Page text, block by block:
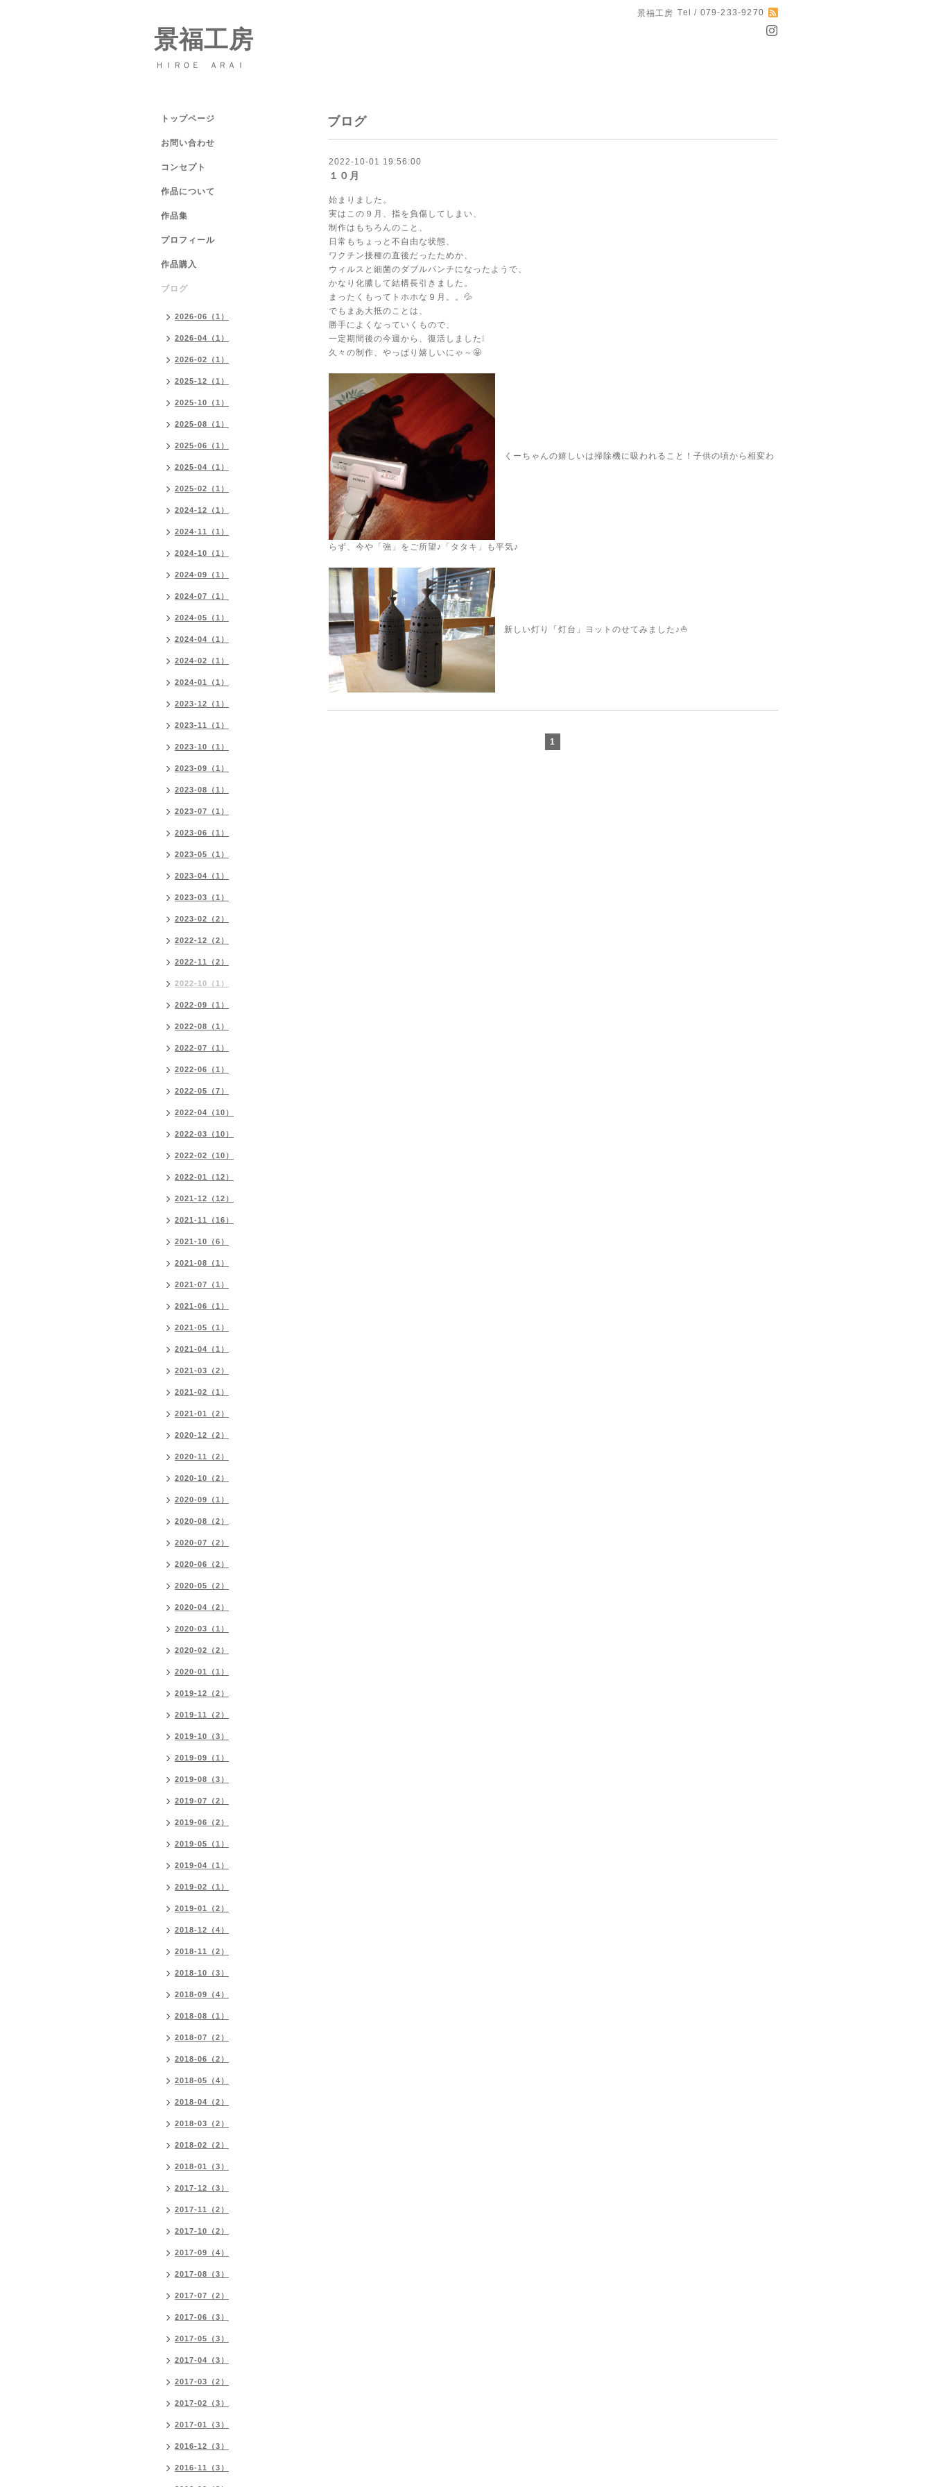
景福工房 Tel / 079-233-9270
景福工房
ＨＩＲＯＥ ＡＲＡＩ
ブログ
2022-10-01 19:56:00
１０月
始まりました。
実はこの９月、指を負傷してしまい、
制作はもちろんのこと、
日常もちょっと不自由な状態、
ワクチン接種の直後だったためか、
ウィルスと細菌のダブルパンチになったようで、
かなり化膿して結構長引きました。
まったくもってトホホな９月。。💦
でもまあ大抵のことは、
勝手によくなっていくもので、
一定期間後の今週から、復活しました❕
久々の制作、やっぱり嬉しいにゃ～🤩
くーちゃんの嬉しいは掃除機に吸われること！子供の頃から相変わ
らず、今や「強」をご所望♪「タタキ」も平気♪
新しい灯り「灯台」ヨットのせてみました♪⛵
1
トップページ
お問い合わせ
コンセプト
作品について
作品集
プロフィール
作品購入
ブログ
2026-06（1）
2026-04（1）
2026-02（1）
2025-12（1）
2025-10（1）
2025-08（1）
2025-06（1）
2025-04（1）
2025-02（1）
2024-12（1）
2024-11（1）
2024-10（1）
2024-09（1）
2024-07（1）
2024-05（1）
2024-04（1）
2024-02（1）
2024-01（1）
2023-12（1）
2023-11（1）
2023-10（1）
2023-09（1）
2023-08（1）
2023-07（1）
2023-06（1）
2023-05（1）
2023-04（1）
2023-03（1）
2023-02（2）
2022-12（2）
2022-11（2）
2022-10（1）
2022-09（1）
2022-08（1）
2022-07（1）
2022-06（1）
2022-05（7）
2022-04（10）
2022-03（10）
2022-02（10）
2022-01（12）
2021-12（12）
2021-11（16）
2021-10（6）
2021-08（1）
2021-07（1）
2021-06（1）
2021-05（1）
2021-04（1）
2021-03（2）
2021-02（1）
2021-01（2）
2020-12（2）
2020-11（2）
2020-10（2）
2020-09（1）
2020-08（2）
2020-07（2）
2020-06（2）
2020-05（2）
2020-04（2）
2020-03（1）
2020-02（2）
2020-01（1）
2019-12（2）
2019-11（2）
2019-10（3）
2019-09（1）
2019-08（3）
2019-07（2）
2019-06（2）
2019-05（1）
2019-04（1）
2019-02（1）
2019-01（2）
2018-12（4）
2018-11（2）
2018-10（3）
2018-09（4）
2018-08（1）
2018-07（2）
2018-06（2）
2018-05（4）
2018-04（2）
2018-03（2）
2018-02（2）
2018-01（3）
2017-12（3）
2017-11（2）
2017-10（2）
2017-09（4）
2017-08（3）
2017-07（2）
2017-06（3）
2017-05（3）
2017-04（3）
2017-03（2）
2017-02（3）
2017-01（3）
2016-12（3）
2016-11（3）